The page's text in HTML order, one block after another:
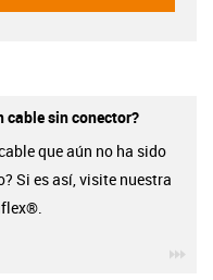
cable sin conector?
que aún no ha sido
Si es así, visite nuestra